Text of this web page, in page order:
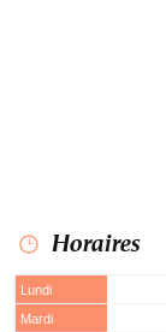
Horaires
Lundi
Mardi